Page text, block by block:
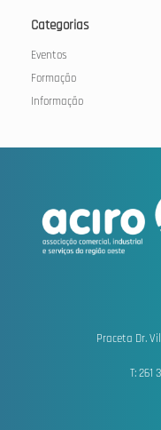
Categorias
Eventos
Formação
Informação
Praceta Dr.
T: 261